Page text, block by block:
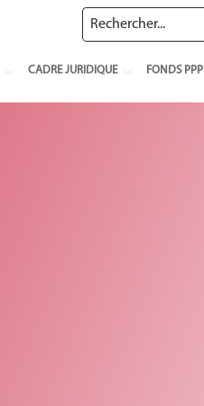
Select your language
CADRE JURIDIQUE FONDS PPP